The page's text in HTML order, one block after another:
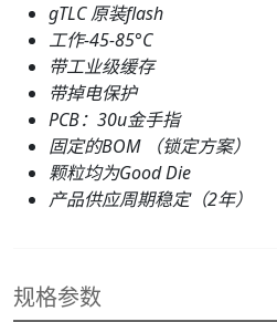
gTLC 原装flash
工作-45-85°C
带工业级缓存
带掉电保护
PCB： 30u金手指
固定的BOM （锁定方案）
颗粒均为Good Die
产品供应周期稳定（2年）
规格参数